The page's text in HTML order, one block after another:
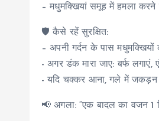
– मधुमक्खियां समूह में हमला करने
🛡️ कैसे रहें सुरक्षित:
– अपनी गर्दन के पास मधुमक्खियों
- अगर डंक मारा जाए: बर्फ लगाएं,
- यदि चक्कर आना, गले में जकड़न
📢 अगला: “एक बादल का वजन